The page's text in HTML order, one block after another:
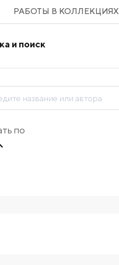
РАБОТЫ В КОЛЛЕКЦИЯХ
и поиск
по